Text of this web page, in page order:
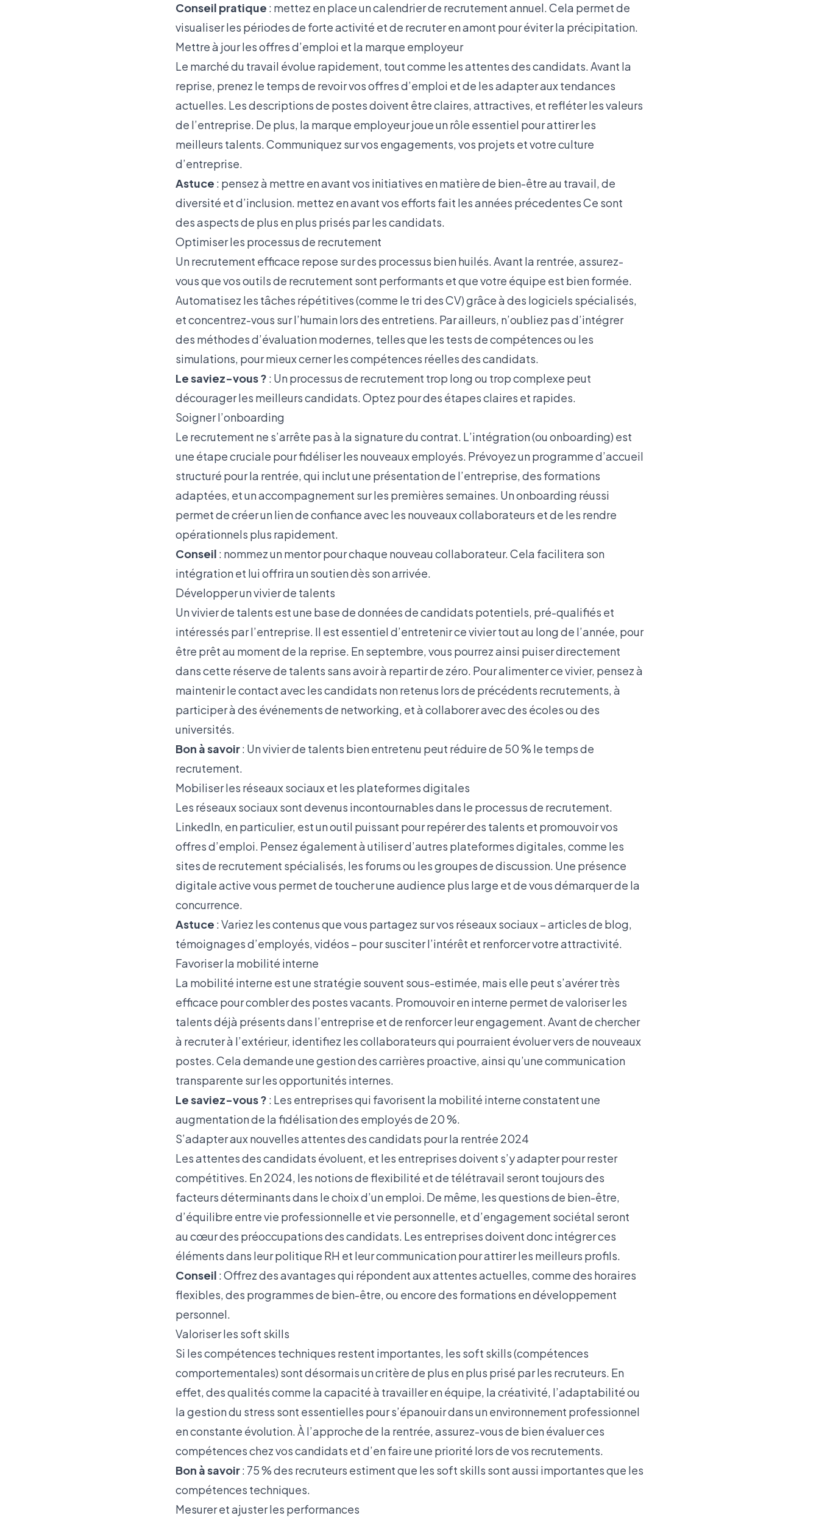
Conseil pratique : mettez en place un calendrier de recrutement annuel. Cela permet de
visualiser les périodes de forte activité et de recruter en amont pour éviter la précipitation.
Mettre à jour les offres d’emploi et la marque employeur
Le marché du travail évolue rapidement, tout comme les attentes des candidats. Avant la
reprise, prenez le temps de revoir vos offres d’emploi et de les adapter aux tendances
actuelles. Les descriptions de postes doivent être claires, attractives, et refléter les valeurs
de l’entreprise. De plus, la marque employeur joue un rôle essentiel pour attirer les
meilleurs talents. Communiquez sur vos engagements, vos projets et votre culture
d’entreprise.
Astuce : pensez à mettre en avant vos initiatives en matière de bien-être au travail, de
diversité et d’inclusion. mettez en avant vos efforts fait les années précedentes Ce sont
des aspects de plus en plus prisés par les candidats.
Optimiser les processus de recrutement
Un recrutement efficace repose sur des processus bien huilés. Avant la rentrée, assurez-
vous que vos outils de recrutement sont performants et que votre équipe est bien formée.
Automatisez les tâches répétitives (comme le tri des CV) grâce à des logiciels spécialisés,
et concentrez-vous sur l’humain lors des entretiens. Par ailleurs, n’oubliez pas d’intégrer
des méthodes d’évaluation modernes, telles que les tests de compétences ou les
simulations, pour mieux cerner les compétences réelles des candidats.
Le saviez-vous ? : Un processus de recrutement trop long ou trop complexe peut
décourager les meilleurs candidats. Optez pour des étapes claires et rapides.
Soigner l’onboarding
Le recrutement ne s’arrête pas à la signature du contrat. L’intégration (ou onboarding) est
une étape cruciale pour fidéliser les nouveaux employés. Prévoyez un programme d’accueil
structuré pour la rentrée, qui inclut une présentation de l’entreprise, des formations
adaptées, et un accompagnement sur les premières semaines. Un onboarding réussi
permet de créer un lien de confiance avec les nouveaux collaborateurs et de les rendre
opérationnels plus rapidement.
Conseil : nommez un mentor pour chaque nouveau collaborateur. Cela facilitera son
intégration et lui offrira un soutien dès son arrivée.
Développer un vivier de talents
Un vivier de talents est une base de données de candidats potentiels, pré-qualifiés et
intéressés par l’entreprise. Il est essentiel d’entretenir ce vivier tout au long de l’année, pour
être prêt au moment de la reprise. En septembre, vous pourrez ainsi puiser directement
dans cette réserve de talents sans avoir à repartir de zéro. Pour alimenter ce vivier, pensez à
maintenir le contact avec les candidats non retenus lors de précédents recrutements, à
participer à des événements de networking, et à collaborer avec des écoles ou des
universités.
Bon à savoir: Un vivier de talents bien entretenu peut réduire de 50 % le temps de
recrutement.
Mobiliser les réseaux sociaux et les plateformes digitales
Les réseaux sociaux sont devenus incontournables dans le processus de recrutement.
LinkedIn, en particulier, est un outil puissant pour repérer des talents et promouvoir vos
offres d’emploi. Pensez également à utiliser d’autres plateformes digitales, comme les
sites de recrutement spécialisés, les forums ou les groupes de discussion. Une présence
digitale active vous permet de toucher une audience plus large et de vous démarquer de la
concurrence.
Astuce : Variez les contenus que vous partagez sur vos réseaux sociaux – articles de blog,
témoignages d’employés, vidéos – pour susciter l’intérêt et renforcer votre attractivité.
Favoriser la mobilité interne
La mobilité interne est une stratégie souvent sous-estimée, mais elle peut s’avérer très
efficace pour combler des postes vacants. Promouvoir en interne permet de valoriser les
talents déjà présents dans l’entreprise et de renforcer leur engagement. Avant de chercher
à recruter à l’extérieur, identifiez les collaborateurs qui pourraient évoluer vers de nouveaux
postes. Cela demande une gestion des carrières proactive, ainsi qu’une communication
transparente sur les opportunités internes.
Le saviez-vous ? : Les entreprises qui favorisent la mobilité interne constatent une
augmentation de la fidélisation des employés de 20 %.
S’adapter aux nouvelles attentes des candidats pour la rentrée 2024
Les attentes des candidats évoluent, et les entreprises doivent s’y adapter pour rester
compétitives. En 2024, les notions de flexibilité et de télétravail seront toujours des
facteurs déterminants dans le choix d’un emploi. De même, les questions de bien-être,
d’équilibre entre vie professionnelle et vie personnelle, et d’engagement sociétal seront
au cœur des préoccupations des candidats. Les entreprises doivent donc intégrer ces
éléments dans leur politique RH et leur communication pour attirer les meilleurs profils.
Conseil : Offrez des avantages qui répondent aux attentes actuelles, comme des horaires
flexibles, des programmes de bien-être, ou encore des formations en développement
personnel.
Valoriser les soft skills
Si les compétences techniques restent importantes, les soft skills (compétences
comportementales) sont désormais un critère de plus en plus prisé par les recruteurs. En
effet, des qualités comme la capacité à travailler en équipe, la créativité, l’adaptabilité ou
la gestion du stress sont essentielles pour s’épanouir dans un environnement professionnel
en constante évolution. À l’approche de la rentrée, assurez-vous de bien évaluer ces
compétences chez vos candidats et d’en faire une priorité lors de vos recrutements.
Bon à savoir: 75 % des recruteurs estiment que les soft skills sont aussi importantes que les
compétences techniques.
Mesurer et ajuster les performances